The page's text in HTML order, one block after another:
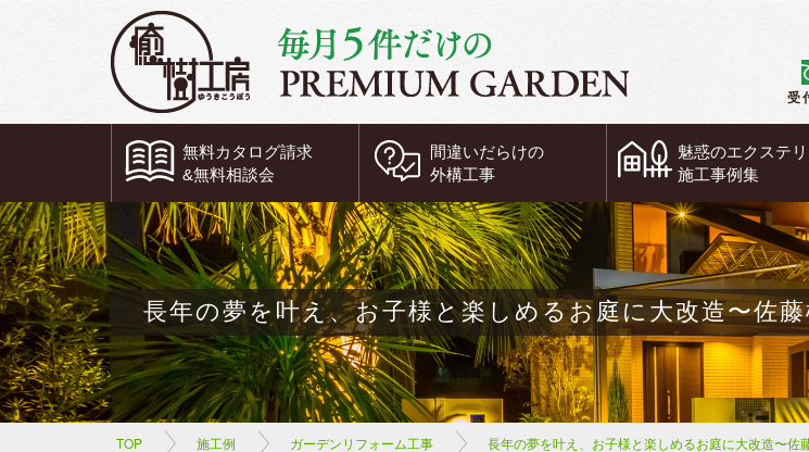
受
無料カタログ請求
&無料相談会
間違いだらけの
外構工事
魅惑のエクステ
施工事例集
長年の夢を叶え、お子様と楽しめるお庭に大改造〜佐
TOP 施工例 ガーデンリフォーム工事 長年の夢を叶え、お子様と楽しめるお庭に大改造〜佐